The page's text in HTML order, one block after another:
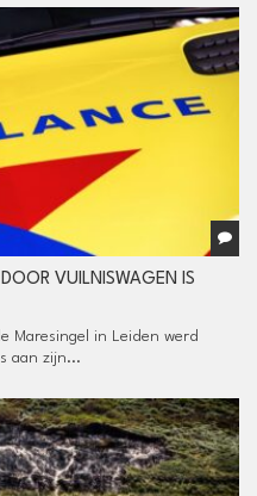
VUILNISWAGEN IS
Maresingel in Leiden werd
aan zijn...